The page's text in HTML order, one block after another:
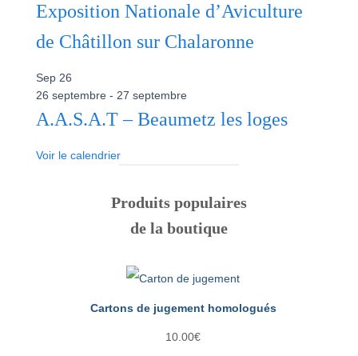
Exposition Nationale d’Aviculture
de Châtillon sur Chalaronne
Sep 26
26 septembre - 27 septembre
A.A.S.A.T – Beaumetz les loges
Voir le calendrier
Produits populaires
de la boutique
Cartons de jugement homologués
10.00€